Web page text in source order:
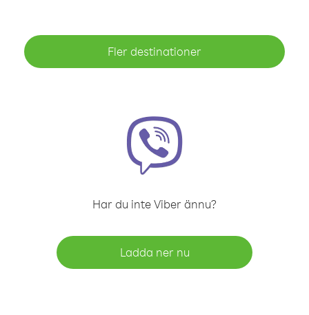
Fler destinationer
Har du inte Viber ännu?
Ladda ner nu